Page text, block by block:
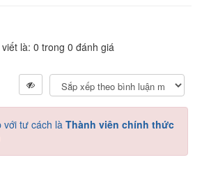
là: 0 trong 0 đánh giá
với tư cách làThành viên chính thức